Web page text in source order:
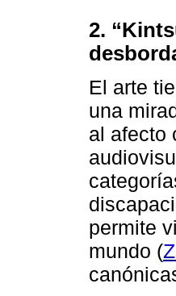
2.
El arte
una
al afecto
permite
mundo (